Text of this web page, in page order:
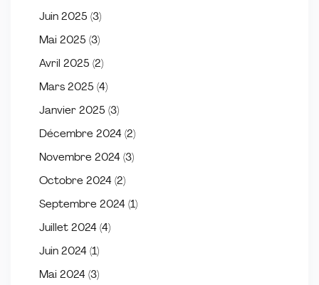
Juin 2025 (3)
Mai 2025 (3)
Avril 2025 (2)
Mars 2025 (4)
Janvier 2025 (3)
Décembre 2024 (2)
Novembre 2024 (3)
Octobre 2024 (2)
Septembre 2024 (1)
Juillet 2024 (4)
Juin 2024 (1)
Mai 2024 (3)